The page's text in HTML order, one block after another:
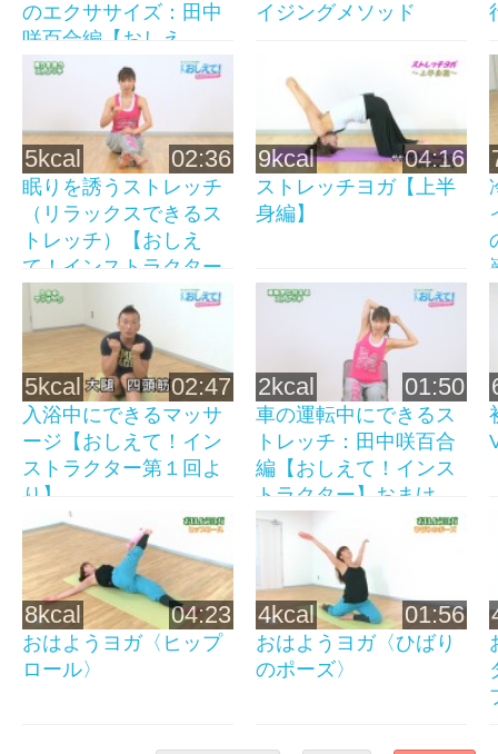
のエクササイズ：田中
咲百合編【おしえ
て！...
イジングメソッド
02:36
5kcal
眠りを誘うストレッチ
（リラックスできるス
トレッチ）【おしえ
て！インストラクター
第...
04:16
9kcal
ストレッチヨガ【上半
身編】
02:47
5kcal
入浴中にできるマッサ
ージ【おしえて！イン
ストラクター第１回よ
り】
01:50
2kcal
車の運転中にできるス
トレッチ：田中咲百合
編【おしえて！インス
トラクター】おまけ
映...
04:23
8kcal
おはようヨガ〈ヒップ
ロール〉
01:56
4kcal
おはようヨガ〈ひばり
のポーズ〉